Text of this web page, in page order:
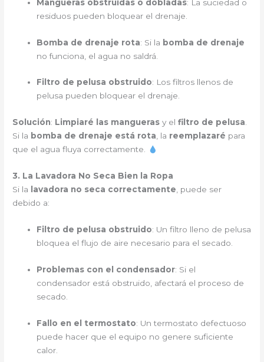
Mangueras obstruidas o dobladas: La suciedad o
residuos pueden bloquear el drenaje.
Bomba de drenaje rota: Si la bomba de drenaje
no funciona, el agua no saldrá.
Filtro de pelusa obstruido: Los filtros llenos de
pelusa pueden bloquear el drenaje.
Solución: Limpiaré las mangueras y elfiltro de pelusa.
Si la bomba de drenaje está rota, la reemplazaré para
que el agua fluya correctamente.
3. La Lavadora No Seca Bien la Ropa
Si la
lavadora no seca correctamente , puede ser
debido a:
Filtro de pelusa obstruido: Un filtro lleno de pelusa
bloquea el flujo de aire necesario para el secado.
Problemas con el condensador: Si el
condensador está obstruido, afectará el proceso de
secado.
Fallo en el termostato: Un termostato defectuoso
puede hacer que el equipo no genere suficiente
calor.